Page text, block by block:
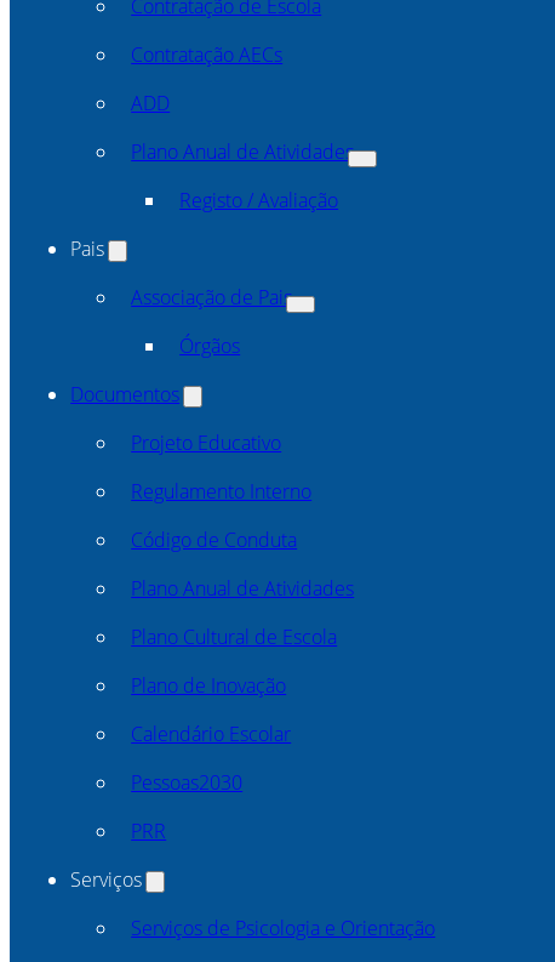
Contratação de Escola
Contratação AECs
ADD
Plano Anual de Atividades
Registo / Avaliação
Pais
Associação de Pais
Órgãos
Documentos
Projeto Educativo
Regulamento Interno
Código de Conduta
Plano Anual de Atividades
Plano Cultural de Escola
Plano de Inovação
Calendário Escolar
Pessoas2030
PRR
Serviços
Serviços de Psicologia e Orientação